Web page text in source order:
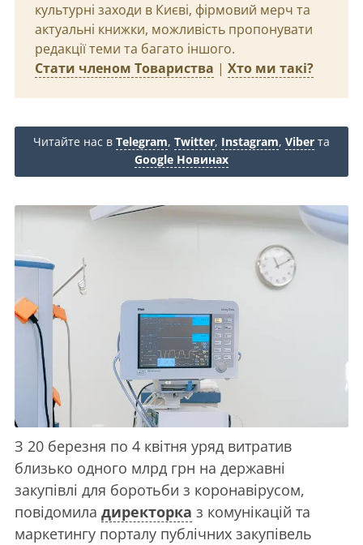
культурні заходи в Києві, фірмовий мерч та
актуальні книжки, можливість пропонувати
редакції теми та багато іншого.
Стати членом Товариства | Хто ми такі?
Читайте нас в Telegram, Twitter, Instagram, Viber та
Google Новинах
З 20 березня по 4 квітня уряд витратив
близько одного млрд грн на державні
закупівлі для боротьби з коронавірусом,
повідомила директорка з комунікацій та
маркетингу порталу публічних закупівель